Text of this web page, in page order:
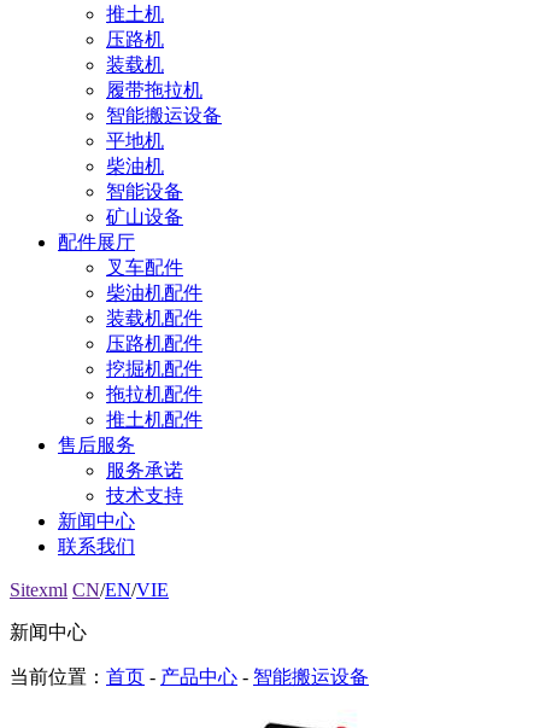
推土机
压路机
装载机
履带拖拉机
智能搬运设备
平地机
柴油机
智能设备
矿山设备
配件展厅
叉车配件
柴油机配件
装载机配件
压路机配件
挖掘机配件
拖拉机配件
推土机配件
售后服务
服务承诺
技术支持
新闻中心
联系我们
Sitexml CN/EN/VIE
新闻中心
当前位置： 首页 - 产品中心 - 智能搬运设备